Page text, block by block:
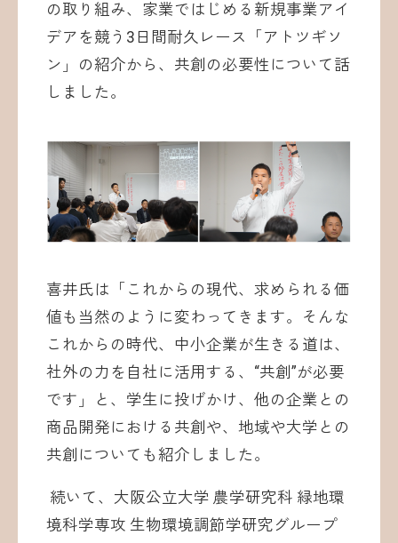
の取り組み、家業ではじめる新規事業アイ
デアを競う3日間耐久レース「アトツギソ
ン」の紹介から、共創の必要性について話
しました。
喜井氏は「これからの現代、求められる価
値も当然のように変わってきます。そんな
これからの時代、中小企業が生きる道は、
社外の力を自社に活用する、“共創”が必要
です」と、学生に投げかけ、他の企業との
商品開発における共創や、地域や大学との
共創についても紹介しました。
続いて、大阪公立大学 農学研究科 緑地環
境科学専攻 生物環境調節学研究グループ